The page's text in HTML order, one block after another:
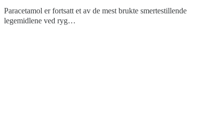
Paracetamol er fortsatt et av de mest brukte smertestillende
legemidlene ved ryg…